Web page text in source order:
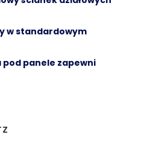
w standardowym
panele zapewni